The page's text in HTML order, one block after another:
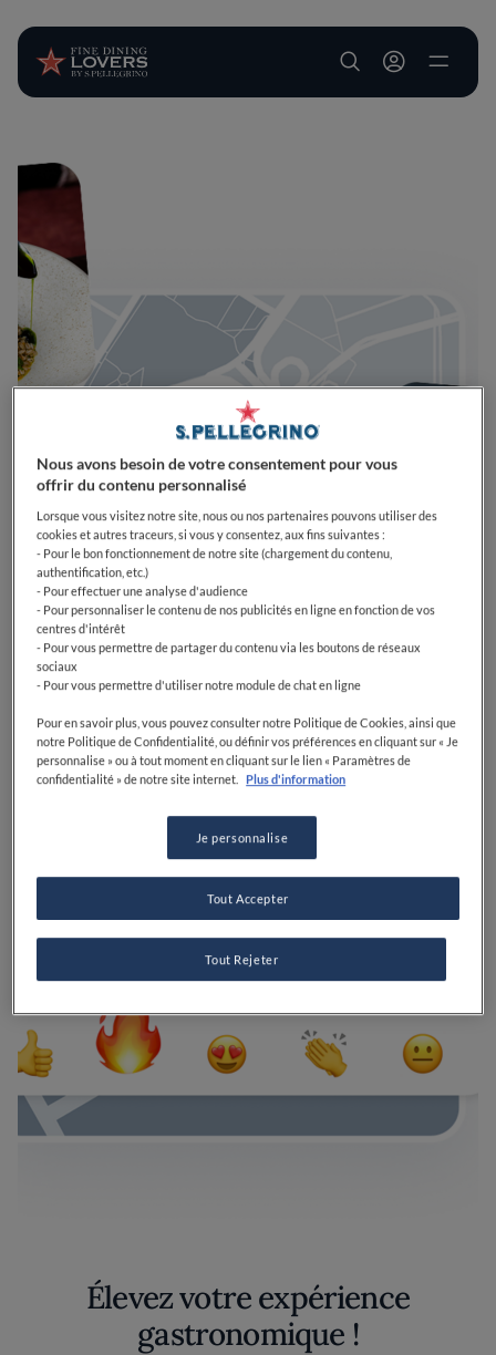
User account
Élevez votre expérience
gastronomique !
Nous avons besoin de votre consentement pour vous
offrir du contenu personnalisé
Lorsque vous visitez notre site, nous ou nos partenaires pouvons utiliser des
cookies et autres traceurs, si vous y consentez, aux fins suivantes :
- Pour le bon fonctionnement de notre site (chargement du contenu,
authentification, etc.)
- Pour effectuer une analyse d'audience
- Pour personnaliser le contenu de nos publicités en ligne en fonction de vos
centres d'intérêt
- Pour vous permettre de partager du contenu via les boutons de réseaux
sociaux
- Pour vous permettre d'utiliser notre module de chat en ligne
Pour en savoir plus, vous pouvez consulter notre Politique de Cookies, ainsi que
notre Politique de Confidentialité, ou définir vos préférences en cliquant sur « Je
personnalise » ou à tout moment en cliquant sur le lien « Paramètres de
confidentialité » de notre site internet.
Plus d'information
Je personnalise
Tout Rejeter
Tout Accepter